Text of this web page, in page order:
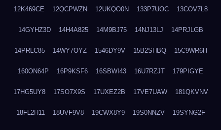
12K469CE 12QCPWZN 12UKQO0N 133P7UOC 13COV7L8
14GYHZ3D 14H4A825 14M9BJ75 14NJ13LJ 14PRJLGB
14PRLC85 14WY7OYZ 1546DY9V 15B2SHBQ 15C9WR6H
160ON64P 16P9KSF6 16SBWI43 16U7RZJT 179PIGYE
17HG5UY8 17SO7X9S 17UXEZ2B 17VE7UAW 181QKVNV
18FL2H11 18UVF9V8 19CWX8Y9 19S0NNZV 19SYNG2F